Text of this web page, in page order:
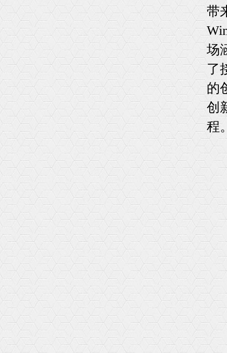
带
场
了
的
创
程